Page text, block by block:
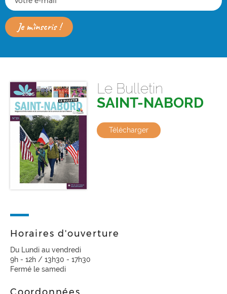
Le Bulletin
SAINT-NABORD
Télécharger
Horaires d'ouverture
Du Lundi au vendredi
9h - 12h / 13h30 - 17h30
Fermé le samedi